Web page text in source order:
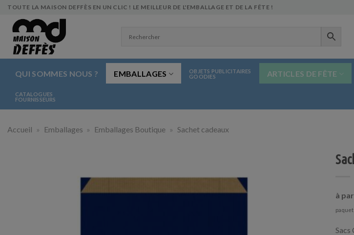
Skip
content
TOUTE LA MAISON DEFFÈS EN UN CLIC ! LE MEILLEUR DE L'EMBALLAGE ET DE LA FÊTE !
QUI SOMMES NOUS ? EMBALLAGES
OBJETS PUBLICITAIRES
GOODIES
ARTICLES DE FÊTE
CATALOGUES
FOURNISSEURS
Accueil » Emballages » Emballages Boutique » Sachet cadeaux
à
Sacs